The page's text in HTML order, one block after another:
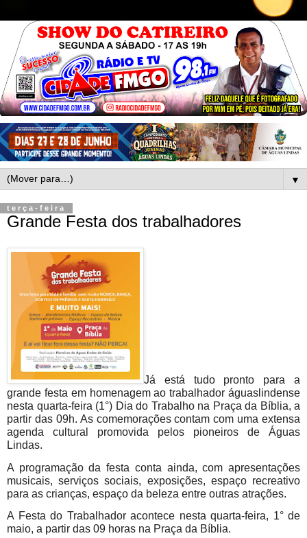
▼
terça-feira
Grande Festa dos trabalhadores
Já está tudo pronto para a
grande festa em homenagem ao trabalhador águaslindense
nesta quarta-feira (1°) Dia do Trabalho na Praça da Bíblia, a
partir das 09h. As comemorações contam com uma extensa
agenda cultural promovida pelos pioneiros de Águas
Lindas.
A programação da festa conta ainda, com apresentações
musicais, serviços sociais, exposições, espaço recreativo
para as crianças, espaço da beleza entre outras atrações.
A Festa do Trabalhador acontece nesta quarta-feira, 1° de
maio, a partir das 09 horas na Praça da Bíblia.